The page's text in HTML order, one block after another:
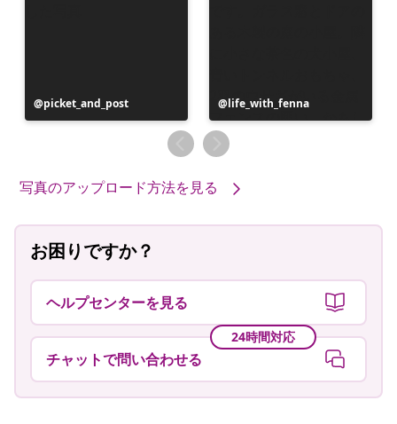
投
稿
picket_and_post
投
稿
者
life_with_fenna
写真のアップロード方法を見る
お困りですか？
ヘルプセンターを見る
24時間対応
チャットで問い合わせる